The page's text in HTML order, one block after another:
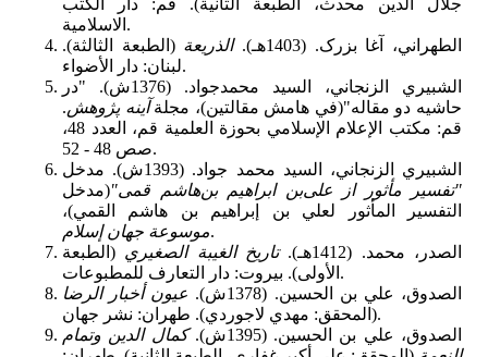
الاسلامية.
الطهراني، آغا بزرک. (1403هـ).
الذریعة (الطبعة الثالثة).
لبنان: دار الأضواء.
الشبيري الزنجاني، السيد محمدجواد. (1376ش). "در
حاشيه دو مقاله"(في هامش مقالتين)، مجلةآينه پژوهش.
قم: مكتب الإعلام الإسلامي بحوزة العلمية قم، العدد 48،
صص 48 - 52.
الشبيري الزنجاني، السيد محمد جواد. (1393ش). مدخل
"تفسیر‌ مأثور از علی‌بن‌ ابراهیم‌ بن‌هاشم‌ قمی"(مدخل
التفسير المأثور لعلي بن إبراهيم بن هاشم القمي)،
موسوعة جهان إسلام.
الصدر، محمد. (1412هـ).
تاريخ الغيبة الصغيري (الطبعة
الأولی). بيروت: دار التعارف للمطبوعات.
الصدوق، علي بن الحسين. (1378ش).
عيون أخبار الرضا
(المحقق: مهدي لاجوردي). طهران: نشر جهان.
الصدوق، علي بن الحسين. (1395ش).
كمال الدين وتمام